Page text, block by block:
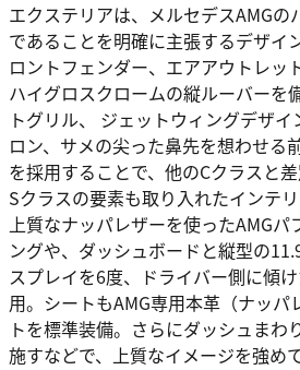
エクステリアは、メルセデスAMGの
であることを明確に主張するデザイ
ロントフェンダー、エアアウトレッ
ハイグロスクロームの縦ルーバーを
トグリル、 ジェットウィングデザ
ロン、サメの尖った鼻先を想わせる
を採用することで、他のCクラスと差
Sクラスの要素も取り入れたインテ
上質なナッパレザーを使ったAMGパ
ングや、ダッシュボードと縦型の
スプレイを6度、ドライバー側に傾
用。シートもAMG専用本革（ナッパ
トを標準装備。さらにダッシュまわ
施すなどで、上質なイメージを強め